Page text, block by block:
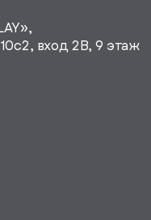
вход 2B, 9 этаж